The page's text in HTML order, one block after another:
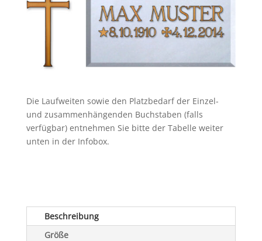
Die Laufweiten sowie den Platzbedarf der Einzel-
und zusammenhängenden Buchstaben (falls
verfügbar) entnehmen Sie bitte der Tabelle weiter
unten in der Infobox.
Beschreibung
Größe